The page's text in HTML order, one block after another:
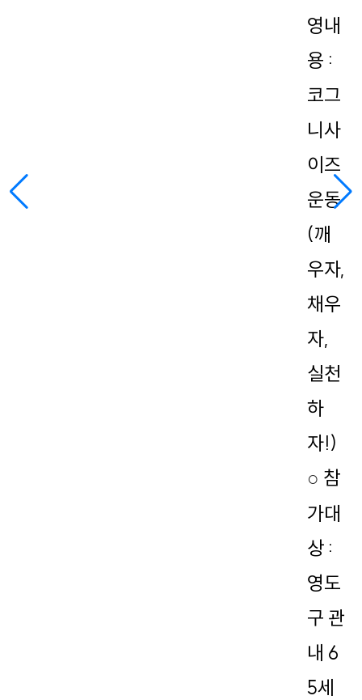
영내
용 :
코그
니사
이즈
운동
(깨
우자,
채우
자,
실천
하
자!)
○ 참
가대
상 :
영도
구 관
내 6
5세